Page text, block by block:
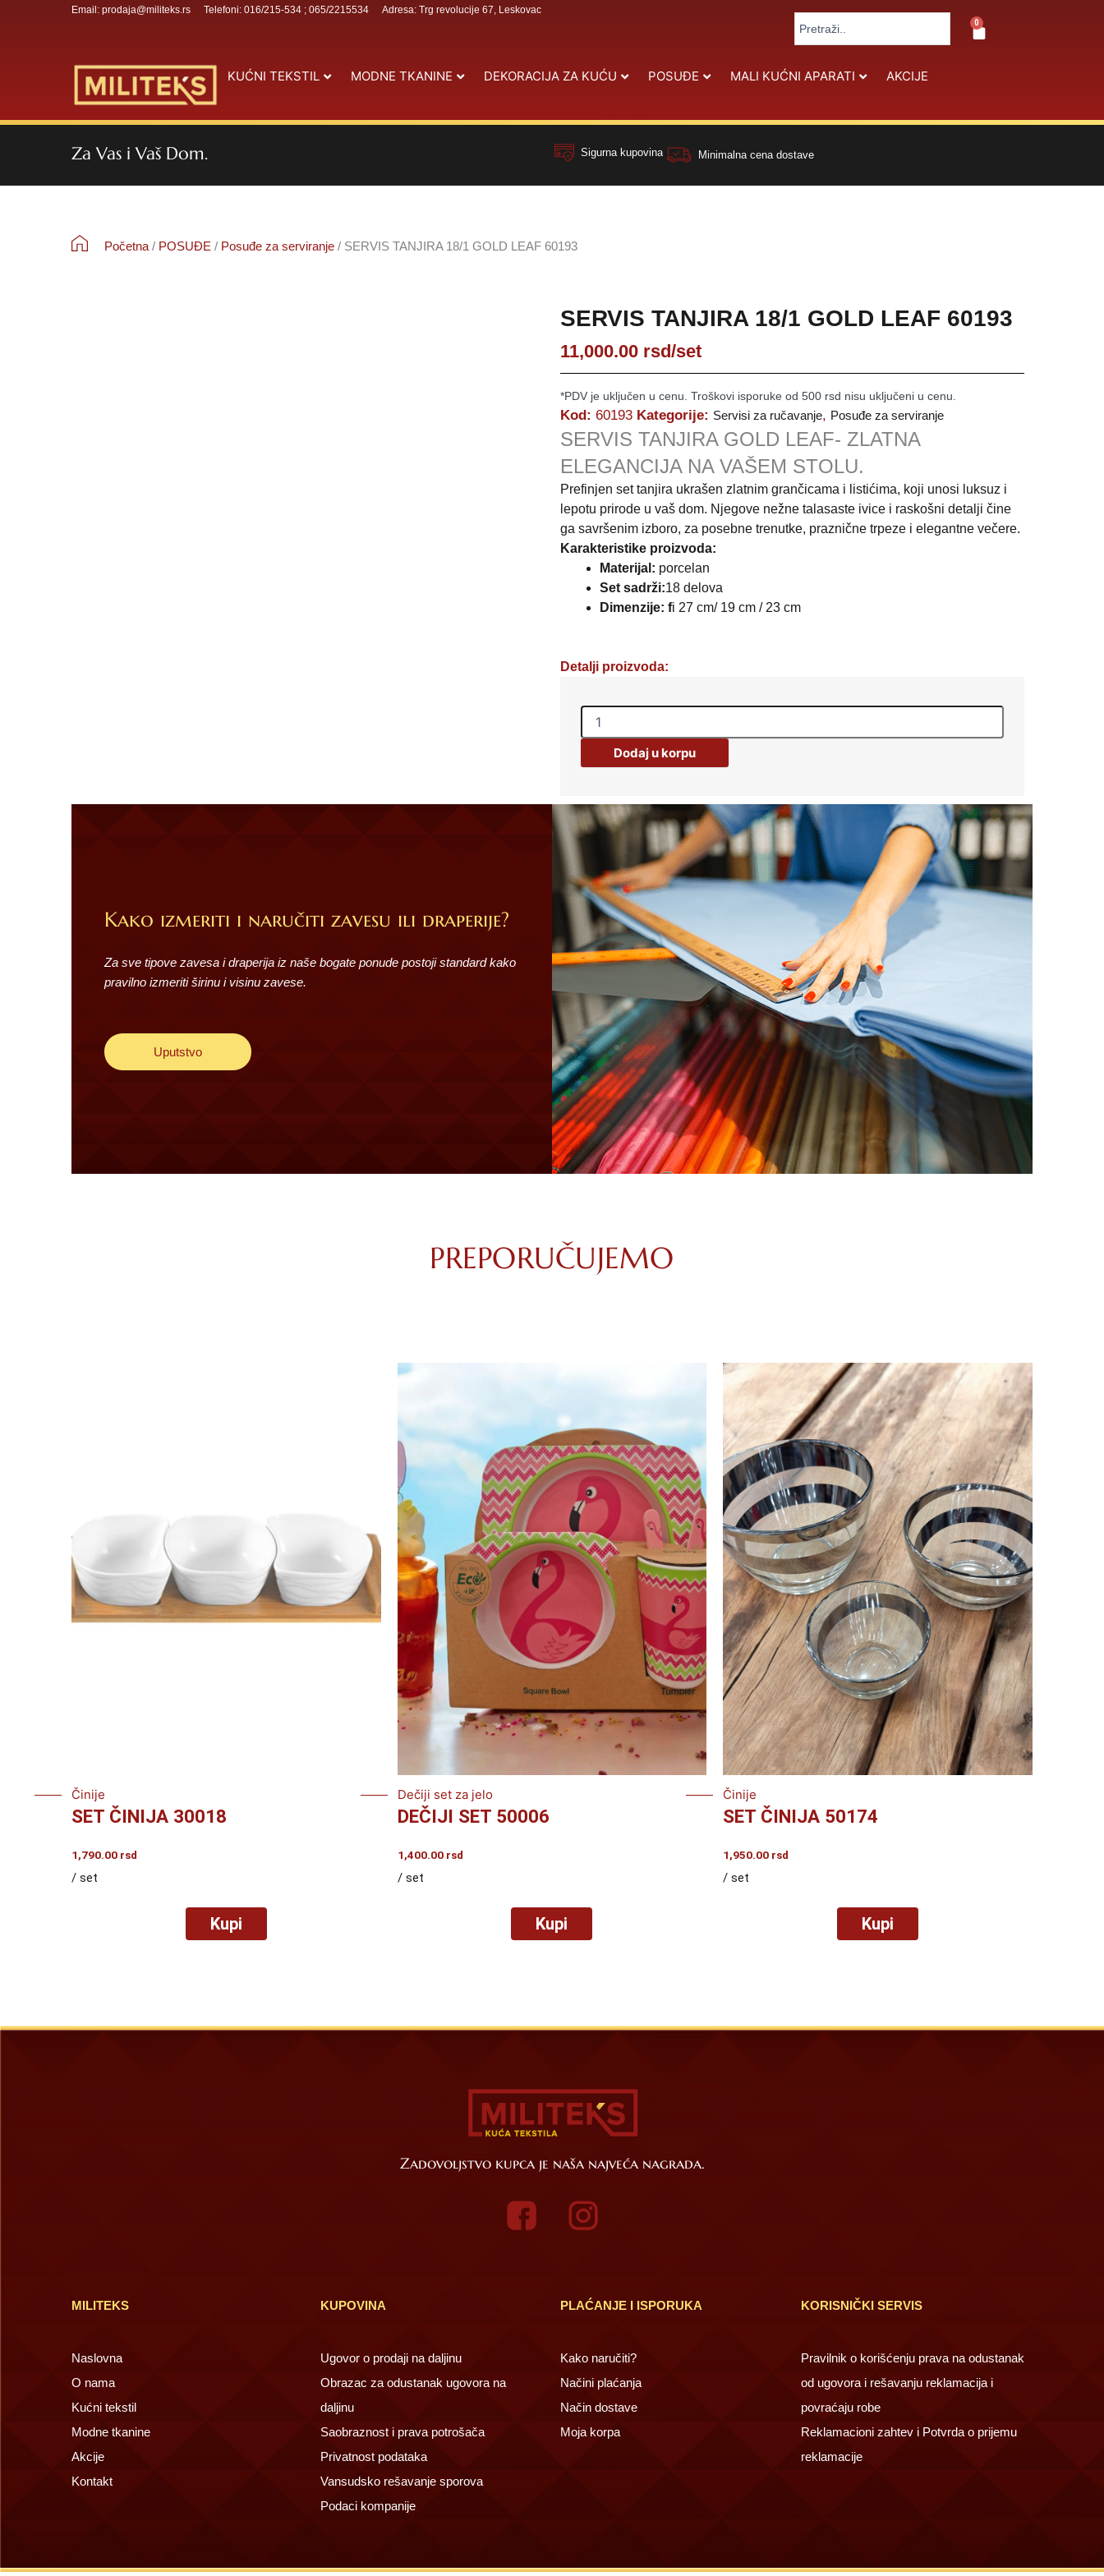
Email: prodaja@militeks.rs Telefoni: 016/215-534 ; 065/2215534 Adresa: Trg revolucije 67, Leskovac
...
0
Cart
KUĆNI TEKSTIL MODNE TKANINE DEKORACIJA ZA KUĆU POSUĐE MALI KUĆNI APARATI AKCIJE
Za Vas i Vaš Dom. Sigurna kupovina Minimalna cena dostave
Početna / POSUĐE / Posuđe za serviranje / SERVIS TANJIRA 18/1 GOLD LEAF 60193
SERVIS TANJIRA 18/1 GOLD LEAF 60193
11,000.00 rsd/set
*PDV je uključen u cenu. Troškovi isporuke od 500 rsd nisu uključeni u cenu.
Kod: 60193 Kategorije: Servisi za ručavanje, Posuđe za serviranje
SERVIS TANJIRA GOLD LEAF- ZLATNA
ELEGANCIJA NA VAŠEM STOLU.
Prefinjen set tanjira ukrašen zlatnim grančicama i listićima, koji unosi luksuz i
lepotu prirode u vaš dom. Njegove nežne talasaste ivice i raskošni detalji čine
ga savršenim izboro, za posebne trenutke, praznične trpeze i elegantne večere.
Karakteristike proizvoda:
Materijal: porcelan
Set sadrži:18 delova
Dimenzije: fi 27 cm/ 19 cm / 23 cm
Detalji proizvoda:
SERVIS
TANJIRA
količina
Dodaj u korpu
Kako izmeriti i naručiti zavesu ili draperije?
Za sve tipove zavesa i draperija iz naše bogate ponude postoji standard kako
pravilno izmeriti širinu i visinu zavese.
Uputstvo
PREPORUČUJEMO
Činije
SET ČINIJA 30018
1,790.00 rsd
/ set
Kupi
Dečiji set za jelo
DEČIJI SET 50006
1,400.00rsd
/ set
Kupi
Činije
SET ČINIJA 50174
1,950.00 rsd
/ set
Kupi
Zadovoljstvo kupca je naša najveća nagrada.
MILITEKS
Naslovna
O nama
Kućni tekstil
Modne tkanine
Akcije
Kontakt
KUPOVINA
Ugovor o prodaji na daljinu
Obrazac za odustanak ugovora na
daljinu
Saobraznost i prava potrošača
Privatnost podataka
Vansudsko rešavanje sporova
Podaci kompanije
PLAĆANJE I ISPORUKA
Kako naručiti?
Načini plaćanja
Način dostave
Moja korpa
KORISNIČKI SERVIS
Pravilnik o korišćenju prava na odustanak
od ugovora i rešavanju reklamacija i
povraćaju robe
Reklamacioni zahtev i Potvrda o prijemu
reklamacije